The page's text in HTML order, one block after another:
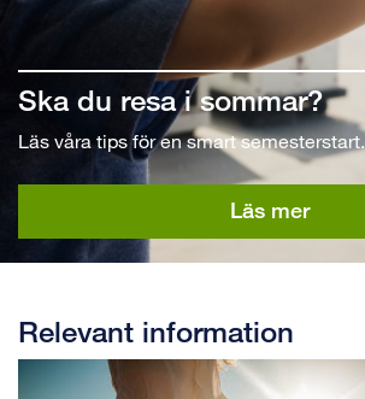
Ska du resa i sommar?
Läs våra tips för en smart semesterstart.
Läs mer
Relevant information